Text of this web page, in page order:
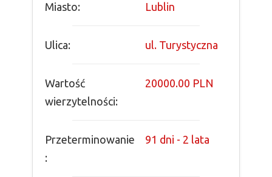
Miasto: Lublin
Ulica: ul. Turystyczna
Wartość
wierzytelności:
20000.00 PLN
Przeterminowanie
:
91 dni - 2 lata